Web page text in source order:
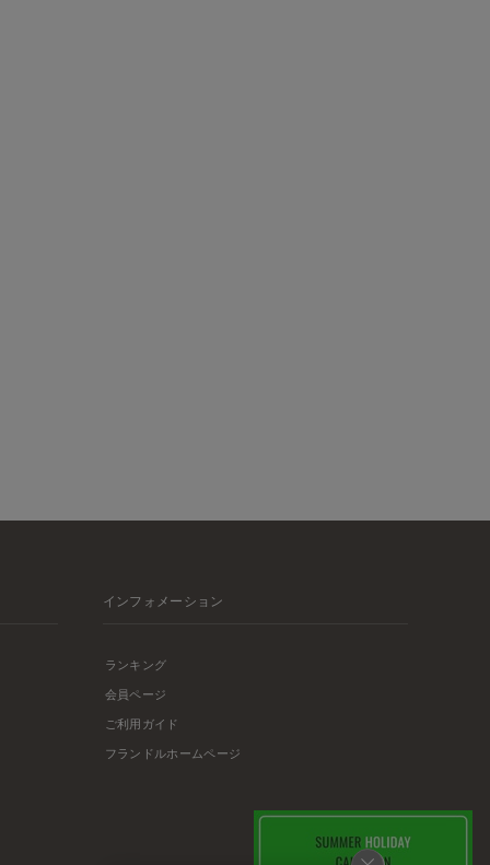
インフォメーション
ランキング
会員ページ
ご利用ガイド
フランドルホームページ